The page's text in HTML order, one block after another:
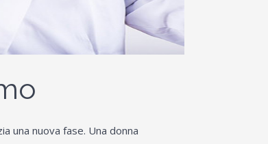
una nuova fase. Una donna